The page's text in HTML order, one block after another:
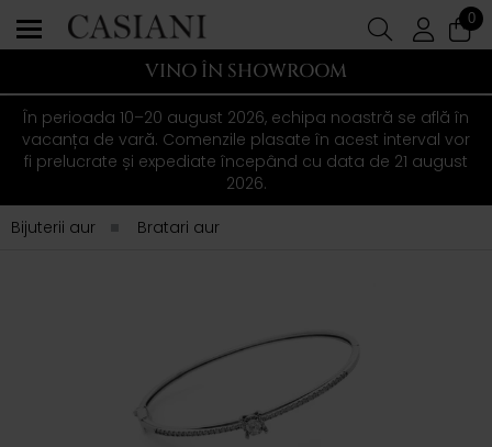
0
VINO ÎN SHOWROOM
În perioada 10–20 august 2026, echipa noastră se află în
vacanța de vară. Comenzile plasate în acest interval vor
fi prelucrate și expediate începând cu data de 21 august
2026.
Bijuterii aur
Bratari aur